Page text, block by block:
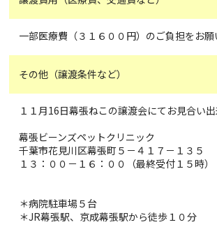
一部医療費（３１６００円）のご負担をお願
その他（譲渡条件など）
１１月16日幕張ねこの譲渡会にてお見合い出
幕張ビーンズペットクリニック
千葉市花見川区幕張町５－４１７－１３５
１３：００－１６：００（最終受付１５時）
＊病院駐車場５台
＊JR幕張駅、京成幕張駅から徒歩１０分